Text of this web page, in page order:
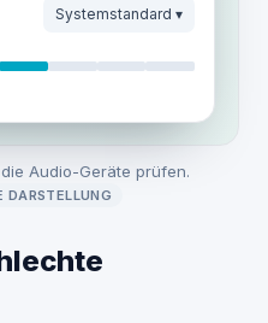
Systemstandard ▾
Audio-Geräte prüfen.
DARSTELLUNG